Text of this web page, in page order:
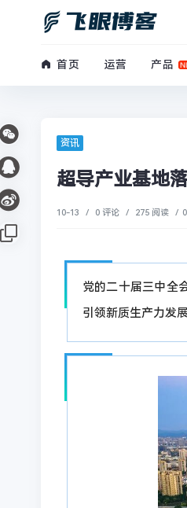
首页 运营 产品
资讯
超导产业基地
10-13 / 0 评论 / 275 阅读 /
党的二十届三中全
引领新质生产力发